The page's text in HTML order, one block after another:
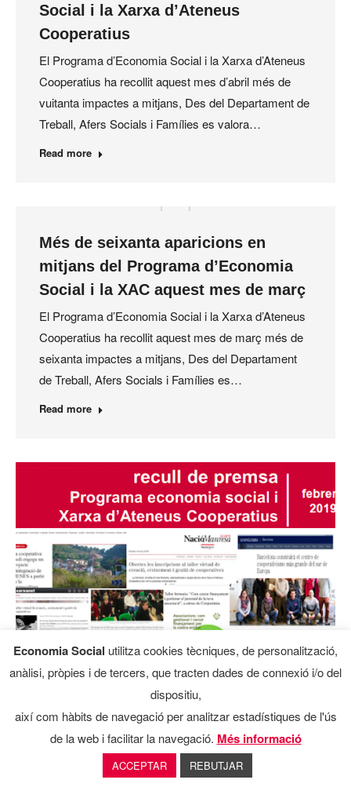
Social i la Xarxa d’Ateneus
Cooperatius
El Programa d’Economia Social i la Xarxa d’Ateneus
Cooperatius ha recollit aquest mes d’abril més de
vuitanta impactes a mitjans, Des del Departament de
Treball, Afers Socials i Famílies es valora…
Read more
Més de seixanta aparicions en
mitjans del Programa d’Economia
Social i la XAC aquest mes de març
El Programa d’Economia Social i la Xarxa d’Ateneus
Cooperatius ha recollit aquest mes de març més de
seixanta impactes a mitjans, Des del Departament
de Treball, Afers Socials i Famílies es…
Read more
El programa d’Economia Social i la
Xarxa d’Ateneus Cooperatius recull
una cinquantena d’impactes en
mitjans aquest mes de febrer
Economia Social utilitza cookies tècniques, de personalització,
anàlisi, pròpies i de tercers, que tracten dades de connexió i/o del
dispositiu,
així com hàbits de navegació per analitzar estadístiques de l'ús
de la web i facilitar la navegació. Més informació
ACCEPTAR REBUTJAR